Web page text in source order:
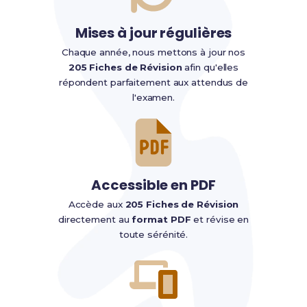
Mises à jour régulières
Chaque année, nous mettons à jour nos
205 Fiches de Révisionafin qu'elles
répondent parfaitement aux attendus de
l'examen.
Accessible en PDF
Accède aux 205 Fiches de Révision
directement auformat PDF et révise en
toute sérénité.